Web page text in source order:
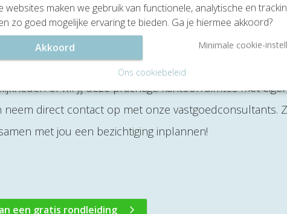
aan het Bredewater in Zoetermeer? Neem dan
zijn momenteel diverse kantoorruimtes beschikbaar die
groot dat hier een geschikte kantoorkamer voor jou
of wil jij deze prachtige kantoorruimtes met
direct contact op met onze vastgoedconsultants.
met jou een bezichtiging inplannen!
een gratis rondleiding
websites maken we gebruik van functionele, analytische en
zo goed mogelijke ervaring te bieden. Ga je hiermee akkoord?
Akkoord
Minimale cookie-
Ons cookiebeleid